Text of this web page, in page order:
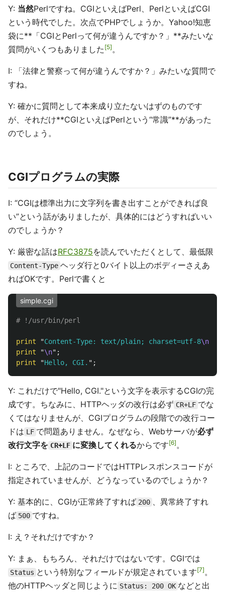
Y: 当然Perlですね。CGIといえばPerl、PerlといえばCGI
という時代でした。次点でPHPでしょうか。Yahoo!知恵
袋に**「CGIとPerlって何が違うんですか？」**みたいな
質問がいくつもありました 5 。
I: 「法律と警察って何が違うんですか？」みたいな質問で
すね。
Y: 確かに質問として本来成り立たないはずのものです
が、それだけ**CGIといえばPerlという“常識”**があった
のでしょう。
CGIプログラムの実際
I: “CGIは標準出力に文字列を書き出すことができれば良
い”という話がありましたが、具体的にはどうすればいい
のでしょうか？
Y: 厳密な話はRFC3875を読んでいただくとして、最低限
Content-Type ヘッダ行と0バイト以上のボディーさえあ
ればOKです。Perlで書くと
simple.cgi
# !/usr/bin/perl
print "Content-Type: text/plain; charset=utf-8\n
print
"\n";
print
"Hello, CGI. ";
Y: これだけで"Hello, CGI."という文字を表示するCGIの完
成です。ちなみに、HTTPヘッダの改行は必ず CR+LF でな
くてはなりませんが、CGIプログラムの段階での改行コー
ドは LF で問題ありません。なぜなら、Webサーバが必ず
改行文字を CR+LF に変換してくれるからです 6 。
I: ところで、上記のコードではHTTPレスポンスコードが
指定されていませんが、どうなっているのでしょうか？
Y: 基本的に、CGIが正常終了すれば 200 、異常終了すれ
ば 500 ですね。
I: え？それだけですか？
Y: まぁ、もちろん、それだけではないです。CGIでは
Status という特別なフィールドが規定されています 7 。
他のHTTPヘッダと同じように Status: 200 OK などと出